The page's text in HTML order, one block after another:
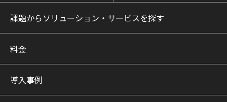
課題からソリューション・サービスを探す
料金
導入事例